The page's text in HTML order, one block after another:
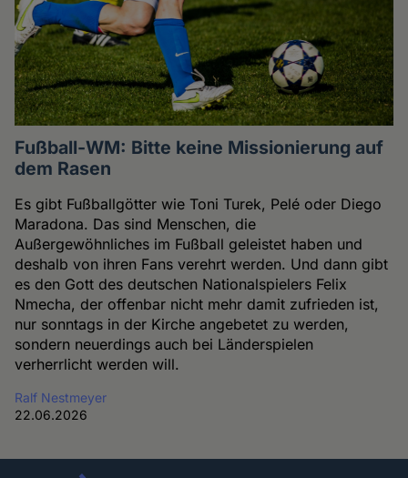
Fußball-WM: Bitte keine Missionierung auf
dem Rasen
Es gibt Fußballgötter wie Toni Turek, Pelé oder Diego
Maradona. Das sind Menschen, die
Außergewöhnliches im Fußball geleistet haben und
deshalb von ihren Fans verehrt werden. Und dann gibt
es den Gott des deutschen Nationalspielers Felix
Nmecha, der offenbar nicht mehr damit zufrieden ist,
nur sonntags in der Kirche angebetet zu werden,
sondern neuerdings auch bei Länderspielen
verherrlicht werden will.
Ralf Nestmeyer
22.06.2026